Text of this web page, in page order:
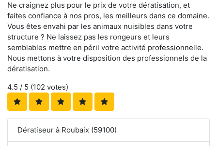
Ne craignez plus pour le prix de votre dératisation, et
faites confiance à nos pros, les meilleurs dans ce domaine.
Vous êtes envahi par les animaux nuisibles dans votre
structure ? Ne laissez pas les rongeurs et leurs
semblables mettre en péril votre activité professionnelle.
Nous mettons à votre disposition des professionnels de la
dératisation.
4.5 / 5 (102 votes)
Dératiseur à Roubaix (59100)